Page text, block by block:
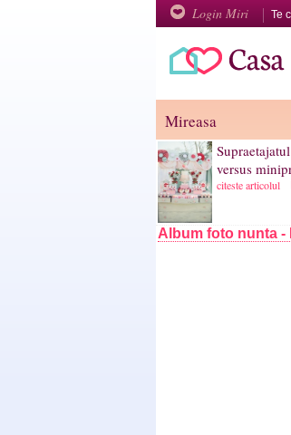
Login Miri Te
Mireasa
versus
citeste articolul
Album foto nunta -